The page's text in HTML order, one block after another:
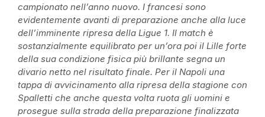
campionato nell’anno nuovo. I francesi sono
evidentemente avanti di preparazione anche alla luce
dell’imminente ripresa della Ligue 1. Il match è
sostanzialmente equilibrato per un’ora poi il Lille forte
della sua condizione fisica più brillante segna un
divario netto nel risultato finale. Per il Napoli una
tappa di avvicinamento alla ripresa della stagione con
Spalletti che anche questa volta ruota gli uomini e
prosegue sulla strada della preparazione finalizzata